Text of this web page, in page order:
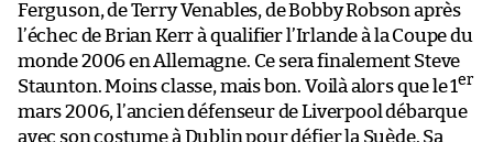
Ferguson, de Terry Venables, de Bobby Robson après
l’échec de Brian Kerr à qualifier l’Irlande à la Coupe du
monde 2006 en Allemagne. Ce sera finalement Steve
Staunton. Moins classe, mais bon. Voilà alors que le 1er
mars 2006, l’ancien défenseur de Liverpool débarque
avec son costume à Dublin pour défier la Suède. Sa